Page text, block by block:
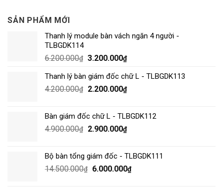
SẢN PHẨM MỚI
Thanh lý module bàn vách ngăn 4 người -
TLBGDK114
6.200.000₫ 3.200.000₫
Thanh lý bàn giám đốc chữ L - TLBGDK113
4.200.000₫ 2.200.000₫
Bàn giám đốc chữ L - TLBGDK112
4.900.000₫ 2.900.000₫
Bộ bàn tổng giám đốc - TLBGDK111
14.500.000₫ 6.000.000₫